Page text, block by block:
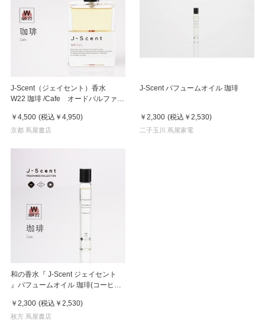
J-Scent（ジェイセント）香水
W22 珈琲 /Cafe オードパルファ
￥4,500 (税込 ￥4,950)
京都 蔦屋書店
J-Scent パフュームオイル 珈琲
￥2,300 (税込 ￥2,530)
二子玉川 蔦屋家電
和の香水『 J-Scent ジェイセント
』パフュームオイル 珈琲(コーヒー)
￥2,300 (税込 ￥2,530)
枚方 蔦屋書店